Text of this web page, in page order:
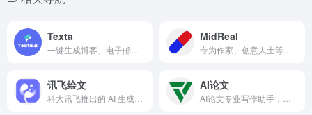
Texta MidReal
讯飞绘文 AI论文